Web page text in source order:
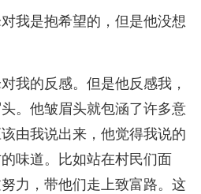
我是抱希望的，但是他没想
我的反感。但是他反感我，
。他皱眉头就包涵了许多意
由我说出来，他觉得我说的
味道。比如站在村民们面
力，带他们走上致富路。这